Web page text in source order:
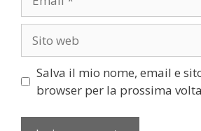
web
Salva il mio nome, email e
browser per la prossima